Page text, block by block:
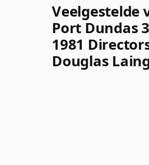
Veelgestelde
Port Dundas
1981
Douglas